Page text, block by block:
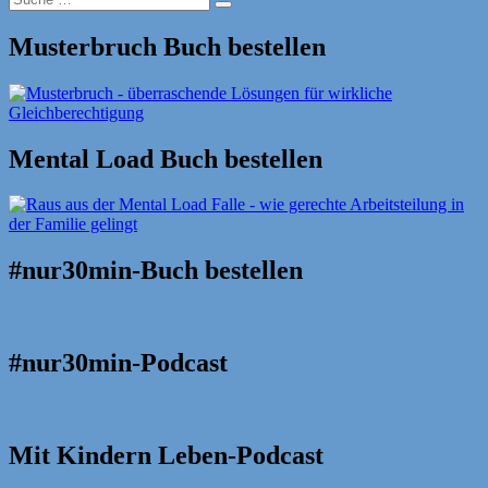
nach:
Suche
Musterbruch Buch bestellen
Mental Load Buch bestellen
#nur30min-Buch bestellen
#nur30min-Podcast
Mit Kindern Leben-Podcast